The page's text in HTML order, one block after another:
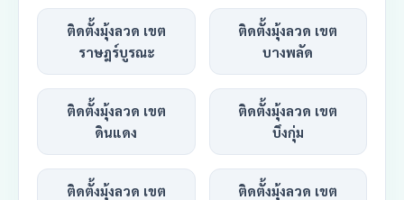
ติดตั้งมุ้งลวด เขต
ราษฎร์บูรณะ
ติดตั้งมุ้งลวด เขต
บางพลัด
ติดตั้งมุ้งลวด เขต
ดินแดง
ติดตั้งมุ้งลวด เขต
บึงกุ่ม
ติดตั้งมุ้งลวด เขต
ติดตั้งมุ้งลวด เขต